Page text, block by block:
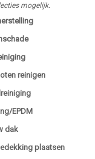
mogelijk.
reinigen
EPDM
dak
plaatsen